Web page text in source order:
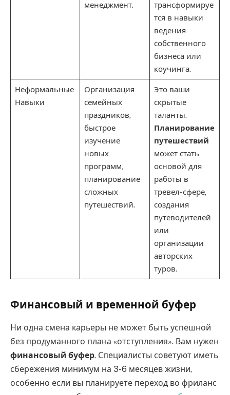
менеджмент.
трансформируе
тся в навыки
ведения
собственного
бизнеса или
коучинга.
Неформальные
Навыки
Организация
семейных
праздников,
быстрое
изучение
новых
программ,
планирование
сложных
путешествий.
Это ваши
скрытые
таланты.
Планирование
путешествий
может стать
основой для
работы в
тревел-сфере,
создания
путеводителей
или
организации
авторских
туров.
Финансовый и временной буфер
Ни одна смена карьеры не может быть успешной
без продуманного плана «отступления». Вам нужен
финансовый буфер. Специалисты советуют иметь
сбережения минимум на 3-6 месяцев жизни,
особенно если вы планируете переход во фриланс